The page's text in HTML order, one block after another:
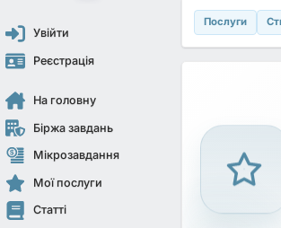
Увійти
Реєстрація
На головну
Біржа завдань
Мікрозавдання
Мої послуги
Статті
Послуги